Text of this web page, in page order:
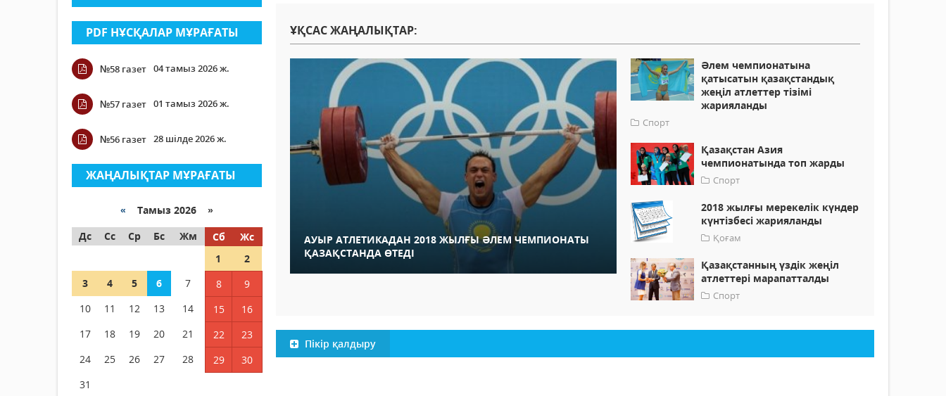
PDF НҰСҚАЛАР МҰРАҒАТЫ
№58 газет 04 тамыз 2026 ж.
№57 газет 01 тамыз 2026 ж.
№56 газет 28 шілде 2026 ж.
ЖАҢАЛЫҚТАР МҰРАҒАТЫ
« Тамыз 2026 »
Дс
Сс Ср Бс Жм Сб
Жс
1
2
3
4 5 6 7 8
9
10
11 12 13 14 15
16
17
18 19 20 21 22
23
24
25 26 27 28 29
30
31
ҰҚСАС ЖАҢАЛЫҚТАР:
АУЫР АТЛЕТИКАДАН 2018 ЖЫЛҒЫ ӘЛЕМ ЧЕМПИОНАТЫ
ҚАЗАҚСТАНДА ӨТЕДІ
Әлем чемпионатына
қатысатын қазақстандық
жеңіл атлеттер тізімі
жарияланды
Спорт
Қазақстан Азия
чемпионатында топ жарды
Спорт
2018 жылғы мерекелік күндер
күнтізбесі жарияланды
Қоғам
Қазақстанның үздік жеңіл
атлеттері марапатталды
Спорт
Пікір қалдыру